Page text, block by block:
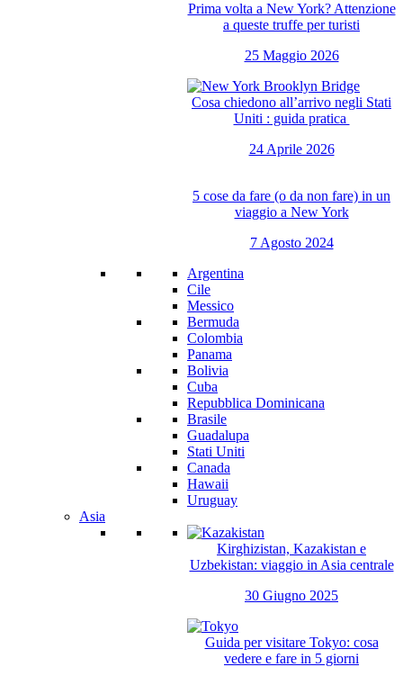
Prima volta a New York? Attenzione
a queste truffe per turisti
25 Maggio 2026
Cosa chiedono all’arrivo negli Stati
Uniti : guida pratica
24 Aprile 2026
5 cose da fare (o da non fare) in un
viaggio a New York
7 Agosto 2024
Argentina
Cile
Messico
Bermuda
Colombia
Panama
Bolivia
Cuba
Repubblica Dominicana
Brasile
Guadalupa
Stati Uniti
Canada
Hawaii
Uruguay
Asia
Kirghizistan, Kazakistan e
Uzbekistan: viaggio in Asia centrale
30 Giugno 2025
Guida per visitare Tokyo: cosa
vedere e fare in 5 giorni